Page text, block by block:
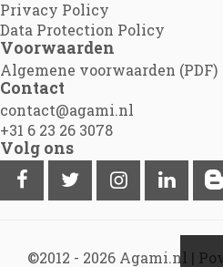
Privacy Policy
Data Protection Policy
Voorwaarden
Algemene voorwaarden (PDF)
Contact
contact@agami.nl
+31 6 23 26 3078
Volg ons
©2012 - 2026 Agami.nl |